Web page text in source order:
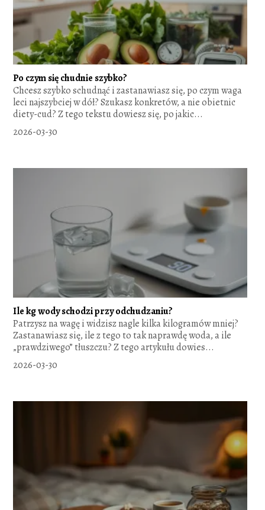
Po czym się chudnie szybko?
Chcesz szybko schudnąć i zastanawiasz się, po czym waga
leci najszybciej w dół? Szukasz konkretów, a nie obietnic
diety-cud? Z tego tekstu dowiesz się, po jakic...
2026-03-30
Ile kg wody schodzi przy odchudzaniu?
Patrzysz na wagę i widzisz nagle kilka kilogramów mniej?
Zastanawiasz się, ile z tego to tak naprawdę woda, a ile
„prawdziwego” tłuszczu? Z tego artykułu dowies...
2026-03-30